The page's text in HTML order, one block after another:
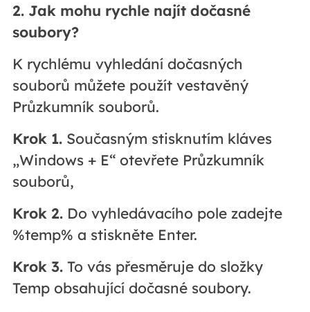
2. Jak mohu rychle najít dočasné
soubory?
K rychlému vyhledání dočasných
souborů můžete použít vestavěný
Průzkumník souborů.
Krok 1.Současným stisknutím kláves
„Windows + E“ otevřete Průzkumník
souborů,
Krok 2.Do vyhledávacího pole zadejte
%temp% a stiskněte Enter.
Krok 3.To vás přesměruje do složky
Temp obsahující dočasné soubory.